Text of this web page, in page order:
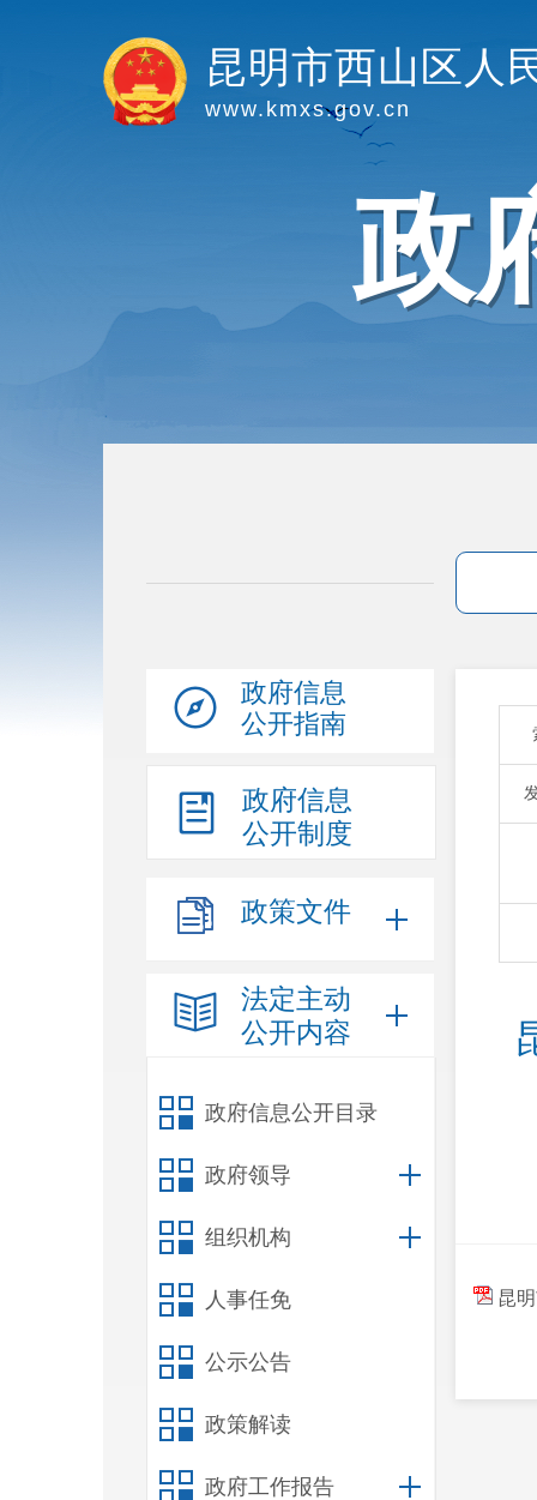
昆明市西山区人
www.kmxs.gov.cn
政
政府信息
公开指南
政府信息
公开制度
政策文件
法定主动
公开内容
政府信息公开目录
政府领导
组织机构
人事任免
公示公告
政策解读
政府工作报告
昆